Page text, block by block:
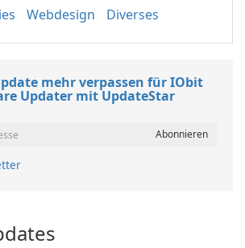
Webdesign Diverses
mehr verpassen für IObit
Updater mit UpdateStar